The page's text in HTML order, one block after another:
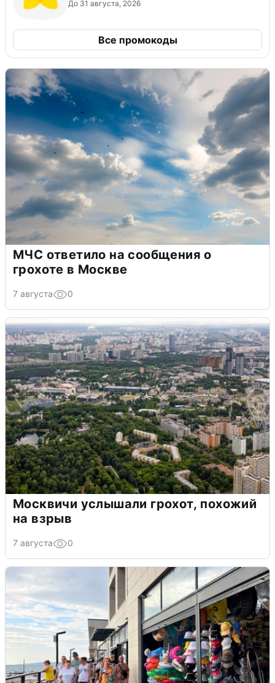
До 31 августа, 2026
Все промокоды
МЧС ответило на сообщения о
грохоте в Москве
7 августа 0
Москвичи услышали грохот, похожий
на взрыв
7 августа 0